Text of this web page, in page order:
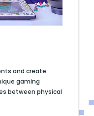
and create
gaming
between physical